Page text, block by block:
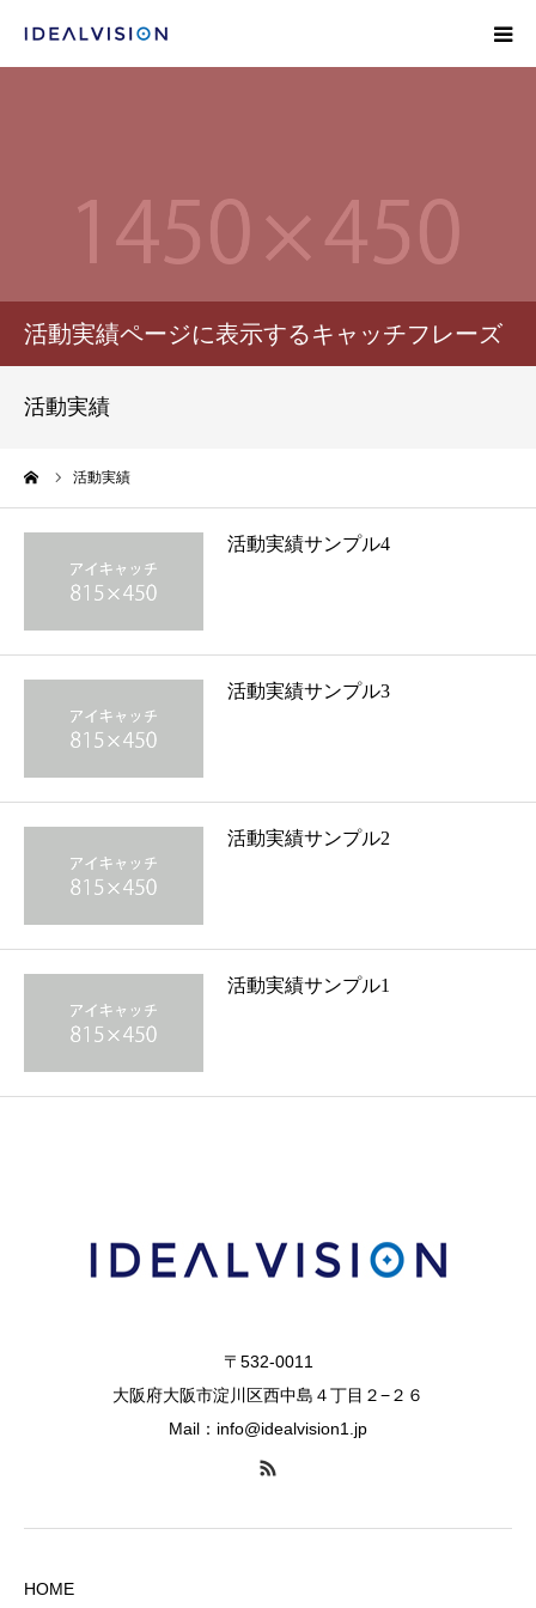
活動実績ページに表示するキャッチフレーズ
活動実績
活動実績
活動実績サンプル4
活動実績サンプル3
活動実績サンプル2
活動実績サンプル1
〒532-0011
大阪府大阪市淀川区西中島４丁目２−２６
Mail：info@idealvision1.jp
HOME
会社概要
個人情報のお取り扱いについて